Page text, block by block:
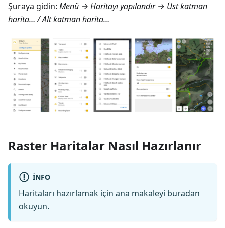
Şuraya gidin: Menü → Haritayı yapılandır → Üst katman
harita…/Alt katman harita…
Raster Haritalar Nasıl Hazırlanır
INFO
Haritaları hazırlamak için ana makaleyi buradan
okuyun.